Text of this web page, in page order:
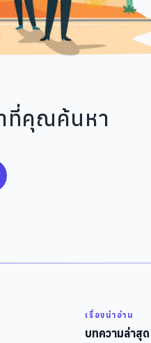
ที่คุณค้นหา
เรื่องน่าอ่าน
บทความล่าสุด